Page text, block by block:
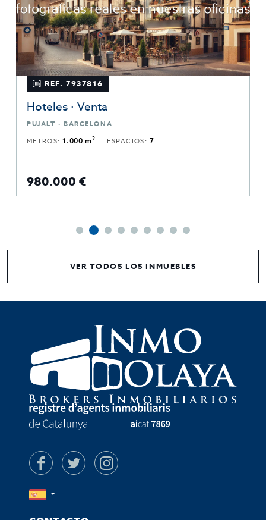
REF. 7937816
Hoteles · Venta
PUJALT · BARCELONA
METROS:1.000 m2 ESPACIOS:7
980.000 €
VER TODOS LOS INMUEBLES